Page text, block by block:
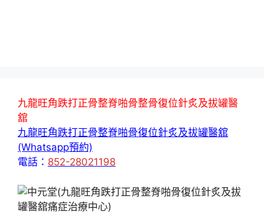
九龍旺角跌打正骨整脊啪骨整骨復位針炙及拔罐醫
舘
九龍旺角跌打正骨整脊啪骨復位針炙及拔罐醫舘
(Whatsapp預約)
電話： 852-28021198